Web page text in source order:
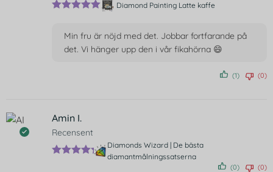
Diamond Painting Latte kaffe
Min fru är nöjd med det. Jobbar fortfarande på
det. Vi hänger upp den i vår fikahörna 😄
(1) (0)
Amin I.
Recensent
Diamonds Wizard | De bästa
diamantmålningssatserna
(0) (0)